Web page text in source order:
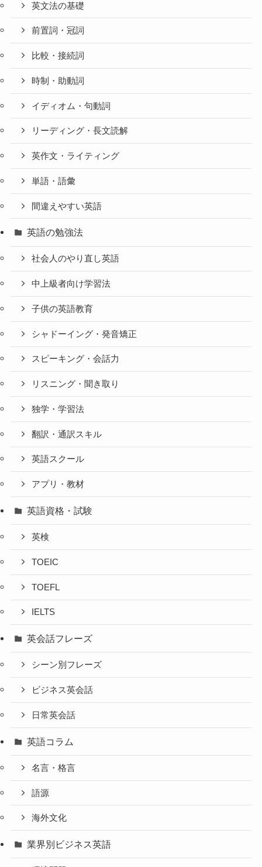
英文法の基礎
前置詞・冠詞
比較・接続詞
時制・助動詞
イディオム・句動詞
リーディング・長文読解
英作文・ライティング
単語・語彙
間違えやすい英語
英語の勉強法
社会人のやり直し英語
中上級者向け学習法
子供の英語教育
シャドーイング・発音矯正
スピーキング・会話力
リスニング・聞き取り
独学・学習法
翻訳・通訳スキル
英語スクール
アプリ・教材
英語資格・試験
英検
TOEIC
TOEFL
IELTS
英会話フレーズ
シーン別フレーズ
ビジネス英会話
日常英会話
英語コラム
名言・格言
語源
海外文化
業界別ビジネス英語